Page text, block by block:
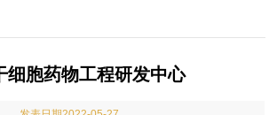
细胞药物工程研发中心